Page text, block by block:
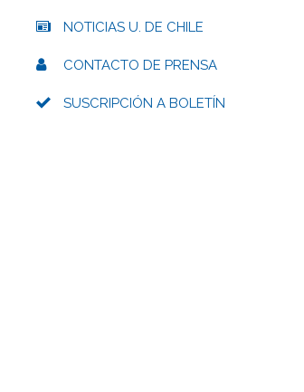
NOTICIAS U. DE CHILE
CONTACTO DE PRENSA
SUSCRIPCIÓN A BOLETÍN